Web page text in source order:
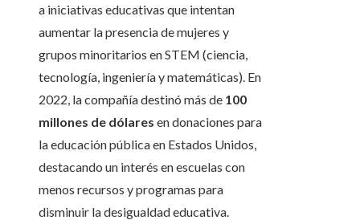
a iniciativas educativas que intentan
aumentar la presencia de mujeres y
grupos minoritarios en STEM (ciencia,
tecnología, ingeniería y matemáticas). En
2022, la compañía destinó más de 100
millones de dólares en donaciones para
la educación pública en Estados Unidos,
destacando un interés en escuelas con
menos recursos y programas para
disminuir la desigualdad educativa.